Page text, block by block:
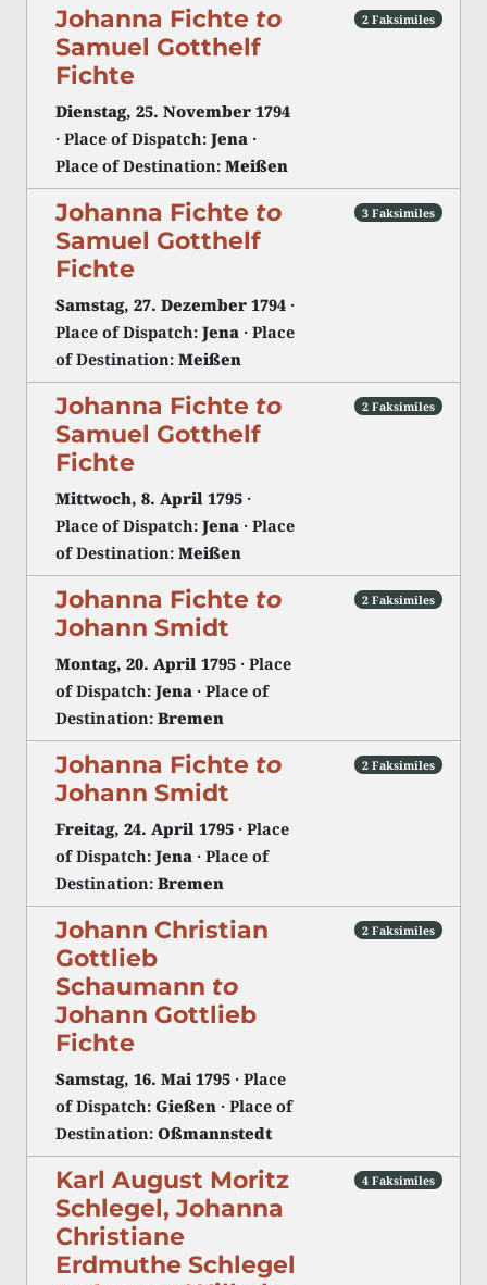
Johanna Fichte to
Samuel Gotthelf
Fichte
Dienstag, 25. November 1794
· Place of Dispatch: Jena ·
Place of Destination: Meißen
2 Faksimiles
Johanna Fichte to
Samuel Gotthelf
Fichte
Samstag, 27. Dezember 1794 ·
Place of Dispatch: Jena · Place
of Destination: Meißen
3 Faksimiles
Johanna Fichte to
Samuel Gotthelf
Fichte
Mittwoch, 8. April 1795 ·
Place of Dispatch: Jena · Place
of Destination: Meißen
2 Faksimiles
Johanna Fichte to
Johann Smidt
Montag, 20. April 1795 · Place
of Dispatch: Jena · Place of
Destination: Bremen
2 Faksimiles
Johanna Fichte to
Johann Smidt
Freitag, 24. April 1795 · Place
of Dispatch: Jena · Place of
Destination: Bremen
2 Faksimiles
Johann Christian
Gottlieb
Schaumann to
Johann Gottlieb
Fichte
Samstag, 16. Mai 1795 · Place
of Dispatch: Gießen · Place of
Destination: Oßmannstedt
2 Faksimiles
Karl August Moritz
Schlegel, Johanna
Christiane
Erdmuthe Schlegel
4 Faksimiles